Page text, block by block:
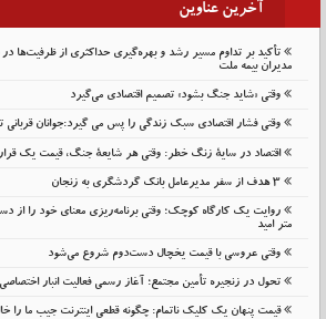
آخرین عناوین
تأکید بر تداوم مسیر رشد و بهره‌گیری حداکثری از ظرفیت‌ها در
مدیران بیمه ملت
وقتی «شاید جنگ بشود» تصمیم اقتصادی می‌گیرد
وقتی فشار اقتصادی سبک زندگی را پس می گیرد:جوانان قربانی
اقتصاد در سایهٔ زنگ خطر: وقتی هر شایعهٔ جنگ، قیمت یک
۳ هدف از سفر مدیرعامل بانک گردشگری به زنجان
روایت یک کارگاه کوچک؛ وقتی برنامه‌ریزی معنای خود را از
متر امید
وقتی عروسی با قیمت یخچال دست‌دوم شروع می‌شود
تحول در زنجیره تأمین مجتمع؛ آغاز رسمی فعالیت انبار
قیمت پنهان یک کلیک ناتمام: چگونه قطعی اینترنت جیب ما را